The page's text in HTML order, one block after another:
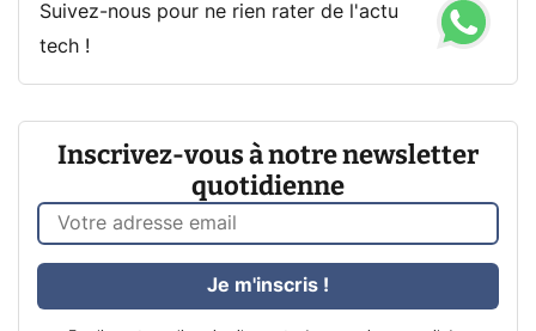
Suivez-nous pour ne rien rater de l'actu
tech !
Inscrivez-vous à notre newsletter
quotidienne
Je m'inscris !